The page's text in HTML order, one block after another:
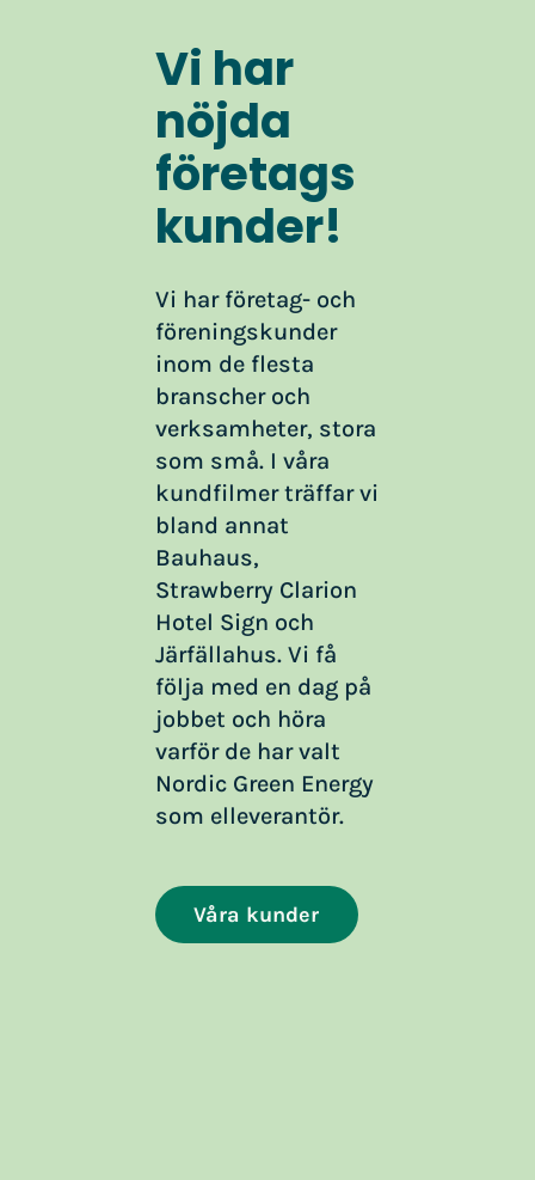
Vi har
nöjda
företags
kunder!
Vi har företag- och
föreningskunder
inom de flesta
branscher och
verksamheter, stora
som små. I våra
kundfilmer träffar vi
bland annat
Bauhaus,
Strawberry Clarion
Hotel Sign och
Järfällahus. Vi få
följa med en dag på
jobbet och höra
varför de har valt
Nordic Green Energy
som elleverantör.
Våra kunder